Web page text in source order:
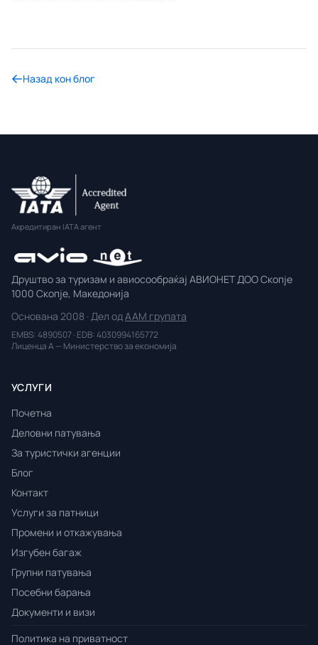
Назад кон блог
Акредитиран IATA агент
Друштво за туризам и авиосообраќај АВИОНЕТ ДОО Скопје
1000 Скопје, Македонија
Основана 2008 · Дел одAAM групата
EMBS: 4890507 · EDB: 4030994165772
Лиценца А — Министерство за економија
УСЛУГИ
Почетна
Деловни патувања
За туристички агенции
Блог
Контакт
Услуги за патници
Промени и откажувања
Изгубен багаж
Групни патувања
Посебни барања
Документи и визи
Политика на приватност